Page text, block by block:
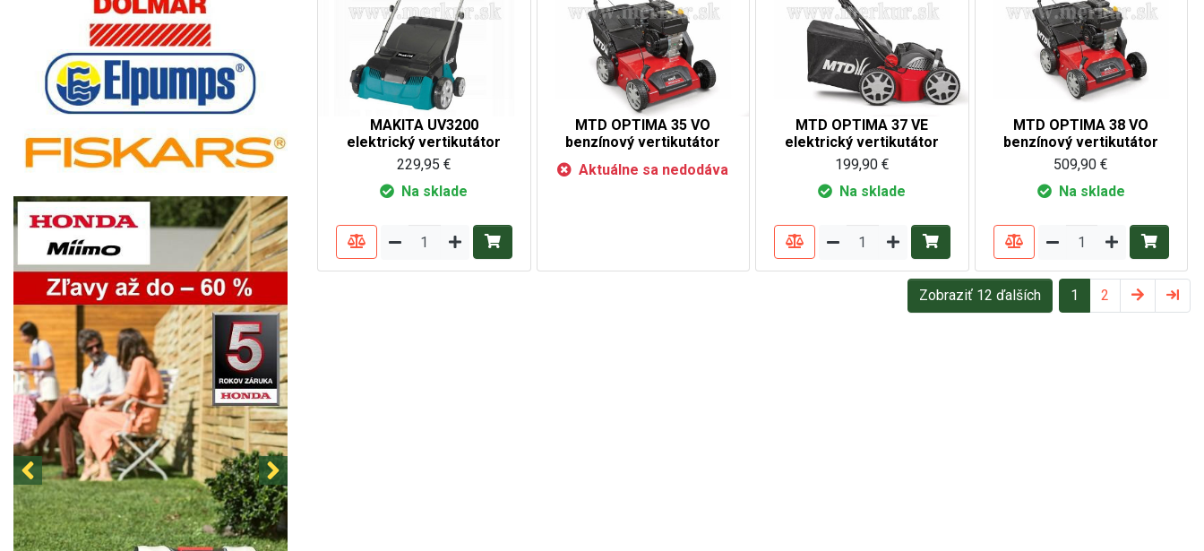
MAKITA UV3200
elektrický vertikutátor
229,95 €
Na sklade
MTD OPTIMA 35 VO
benzínový vertikutátor
Aktuálne sa nedodáva
MTD OPTIMA 37 VE
elektrický vertikutátor
199,90 €
Na sklade
MTD OPTIMA 38 VO
benzínový vertikutátor
509,90 €
Na sklade
Zobraziť 12 ďalších 1 2